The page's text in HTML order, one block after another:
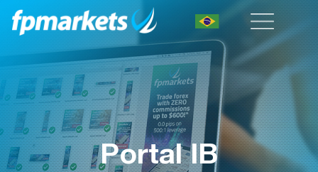
Portal IB